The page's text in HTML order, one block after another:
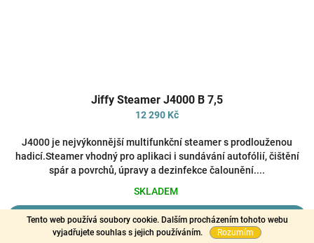
Tento web používá soubory cookie. Dalším procházením tohoto webu
vyjadřujete souhlas s jejich používáním.
Rozumím
hodnocení
produktu
5,0
z
5
Jiffy Steamer J4000 B 7,5
12 290 Kč
J4000 je nejvýkonnější multifunkční steamer s prodlouženou
hadicí.Steamer vhodný pro aplikaci i sundávání autofólií, čištění
spár a povrchů, úpravy a dezinfekce čalounění....
SKLADEM
Do košíku